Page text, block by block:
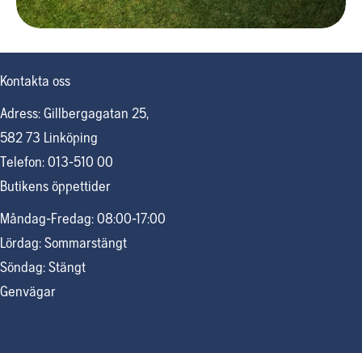
Kontakta oss
Adress: Gillbergagatan 25,
582 73 Linköping
Telefon: 013-510 00
Butikens öppettider
Måndag-Fredag: 08:00-17:00
Lördag: Sommarstängt
Söndag: Stängt
Genvägar